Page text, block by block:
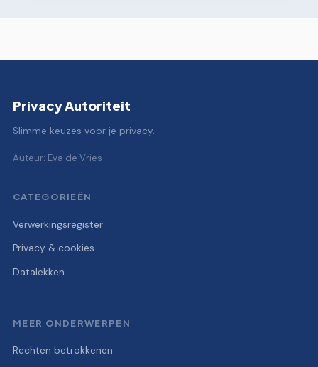
Privacy Autoriteit
Slimme keuzes voor je privacy.
Auteur: Eva de Vries
CATEGORIEËN
Verwerkingsregister
Privacy & cookies
Datalekken
MEER ONDERWERPEN
Rechten betrokkenen